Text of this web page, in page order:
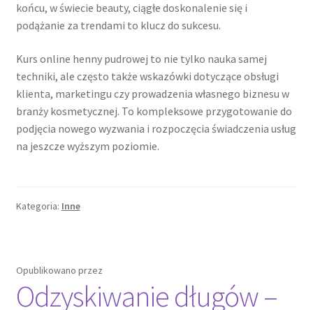
końcu, w świecie beauty, ciągłe doskonalenie się i
podążanie za trendami to klucz do sukcesu.
Kurs online henny pudrowej to nie tylko nauka samej
techniki, ale często także wskazówki dotyczące obsługi
klienta, marketingu czy prowadzenia własnego biznesu w
branży kosmetycznej. To kompleksowe przygotowanie do
podjęcia nowego wyzwania i rozpoczęcia świadczenia usług
na jeszcze wyższym poziomie.
Kategoria: Inne
Opublikowano przez
Odzyskiwanie długów –